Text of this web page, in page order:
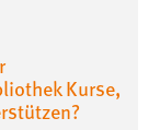
Kurse,